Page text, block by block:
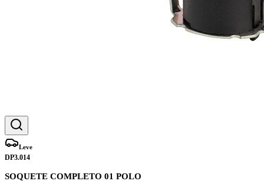
Leve
DP3.014
SOQUETE COMPLETO 01 POLO